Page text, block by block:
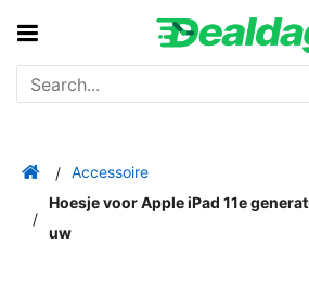
Accessoire
Hoesje voor Apple iPad 11e
uw